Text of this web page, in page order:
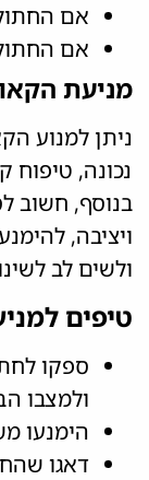
אם
אם
מניעת
ניתן למנוע
נכונה, טיפוח
בנוסף, חשוב
ויציבה,
ולשים לב
טיפים
ספקו
ולמצבו
הימנעו
דאגו